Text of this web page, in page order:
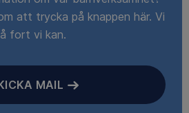
att trycka på knappen här. Vi
fort vi kan.
MAIL